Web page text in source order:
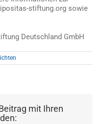
stiftung.org sowie
Deutschland GmbH
mit Ihren